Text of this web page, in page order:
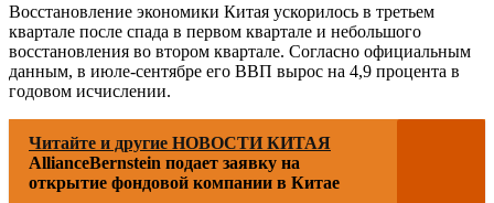
Восстановление экономики Китая ускорилось в третьем
квартале после спада в первом квартале и небольшого
восстановления во втором квартале. Согласно официальным
данным, в июле-сентябре его ВВП вырос на 4,9 процента в
годовом исчислении.
Читайте и другие НОВОСТИ КИТАЯ
AllianceBernstein подает заявку на
открытие фондовой компании в Китае